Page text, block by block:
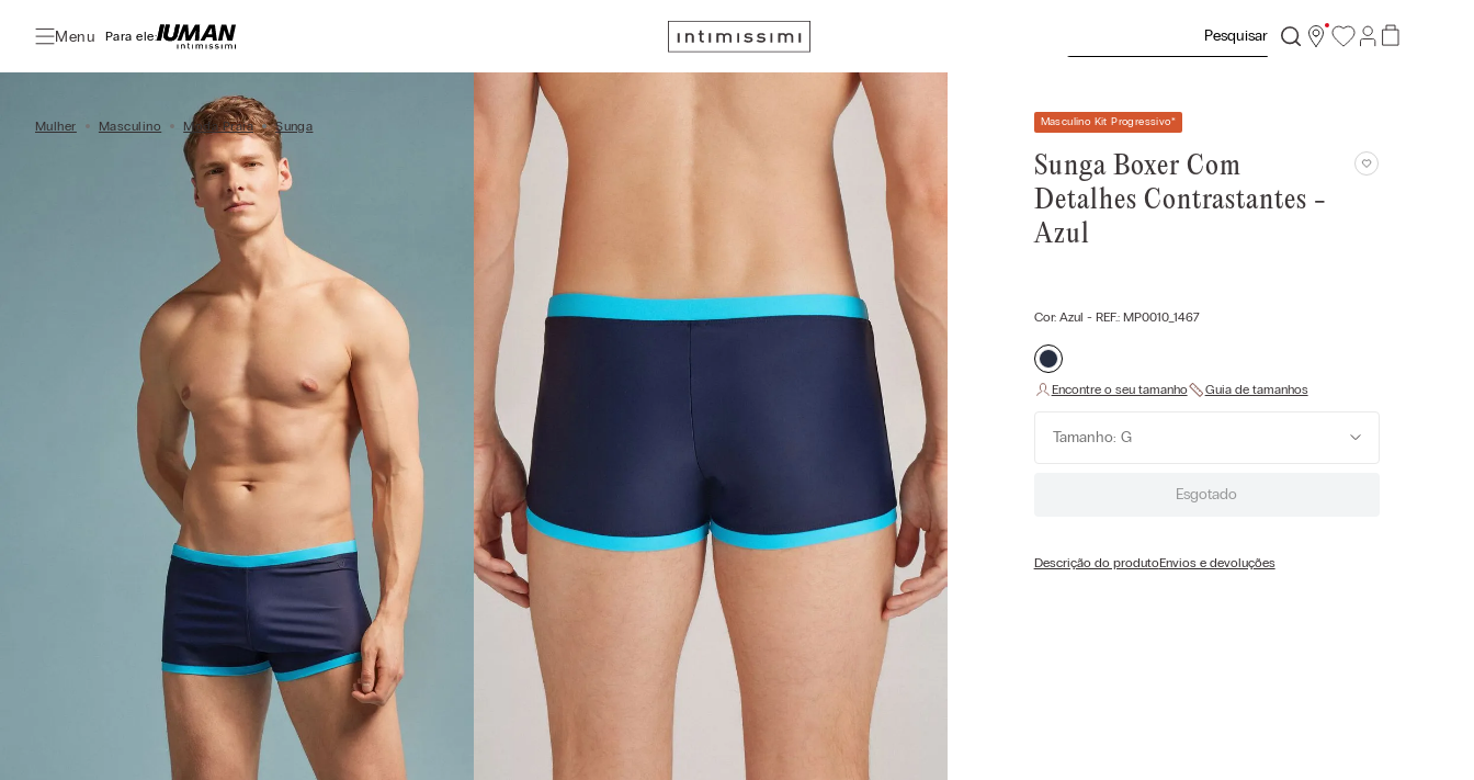
Menu Para ele:
Mulher Masculino Moda Praia Sunga Masculino Kit Progressivo*
Sunga Boxer Com
Detalhes Contrastantes -
Azul
Cor: Azul - REF.: MP0010_1467
Tamanho: G
Esgotado
Descrição do produtoEnvios e devoluções